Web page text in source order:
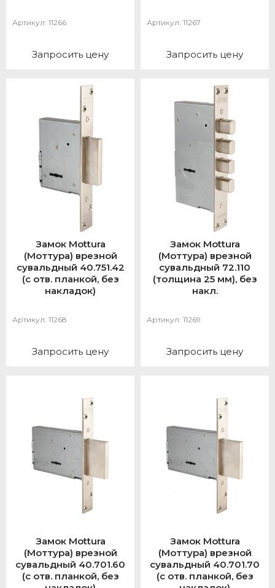
Артикул: 11266
Запросить цену
Артикул: 11267
Запросить цену
Замок Mottura
(Моттура) врезной
сувальдный 40.751.42
(с отв. планкой, без
накладок)
Артикул: 11268
Запросить цену
Замок Mottura
(Моттура) врезной
сувальдный 72.110
(толщина 25 мм), без
накл.
Артикул: 11269
Запросить цену
Замок Mottura
(Моттура) врезной
сувальдный 40.701.60
(с отв. планкой, без
Замок Mottura
(Моттура) врезной
сувальдный 40.701.70
(с отв. планкой, без